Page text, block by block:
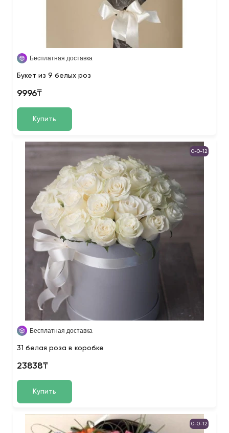
Бесплатная доставка
Букет из 9 белых роз
9996₸
Купить
0-0-12
Бесплатная доставка
31 белая роза в коробке
23838₸
Купить
0-0-12